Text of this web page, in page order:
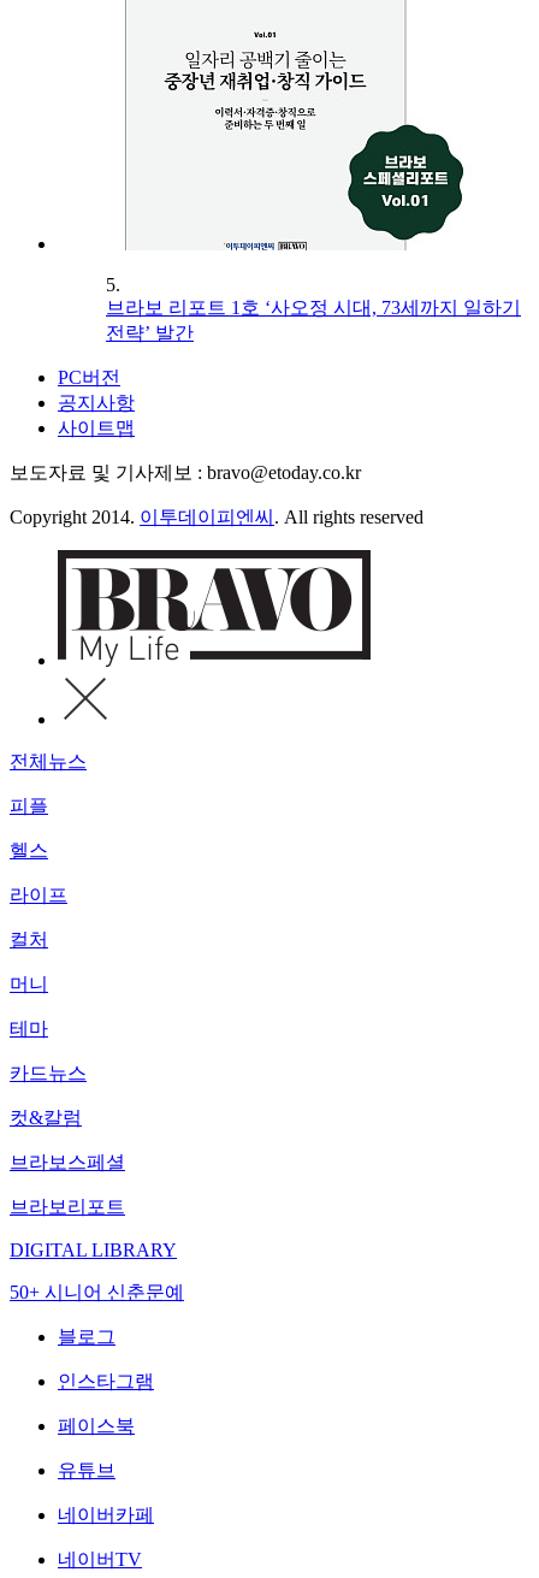
5.
브라보 리포트 1호 ‘사오정 시대, 73세까지 일하기
전략’ 발간
PC버전
공지사항
사이트맵
보도자료 및 기사제보 : bravo@etoday.co.kr
Copyright 2014. 이투데이피엔씨 . All rights reserved
전체뉴스
피플
헬스
라이프
컬처
머니
테마
카드뉴스
컷&칼럼
브라보스페셜
브라보리포트
DIGITAL LIBRARY
50+ 시니어 신춘문예
블로그
인스타그램
페이스북
유튜브
네이버카페
네이버TV